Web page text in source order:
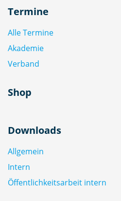
Termine
Alle Termine
Akademie
Verband
Shop
Downloads
Allgemein
Intern
Öffentlichkeitsarbeit intern